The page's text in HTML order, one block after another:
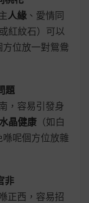
人緣 、愛情同
紅紋石）可以
位放一對鴛鴦
題
，容易引發身
晶健康 （如白
呢個方位放雜
非
正西，容易招